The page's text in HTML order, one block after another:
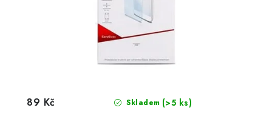
Skladem (>5 ks)
89 Kč